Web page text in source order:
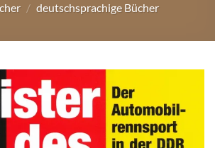
/ deutschsprachige Bücher